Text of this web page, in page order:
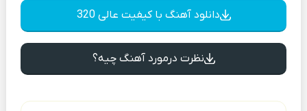
دانلود آهنگ با کیفیت عالی 320
نظرت درمورد آهنگ چیه؟